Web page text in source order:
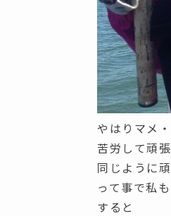
やはりマメ
苦労して頑
同じように
って事で私
すると